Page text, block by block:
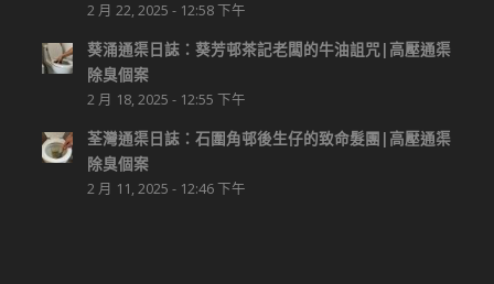
2 月 22, 2025 - 12:58 下午
葵涌通渠日誌：葵芳邨茶記老闆的牛油詛咒|高壓通渠
除臭個案
2 月 18, 2025 - 12:55 下午
荃灣通渠日誌：石圍角邨後生仔的致命髮團|高壓通渠
除臭個案
2 月 11, 2025 - 12:46 下午